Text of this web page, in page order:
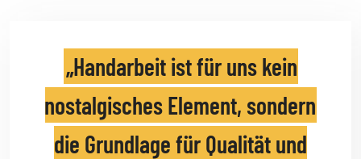
Handarbeit ist für uns kein
nostalgisches Element, sondern
die Grundlage für Qualität und